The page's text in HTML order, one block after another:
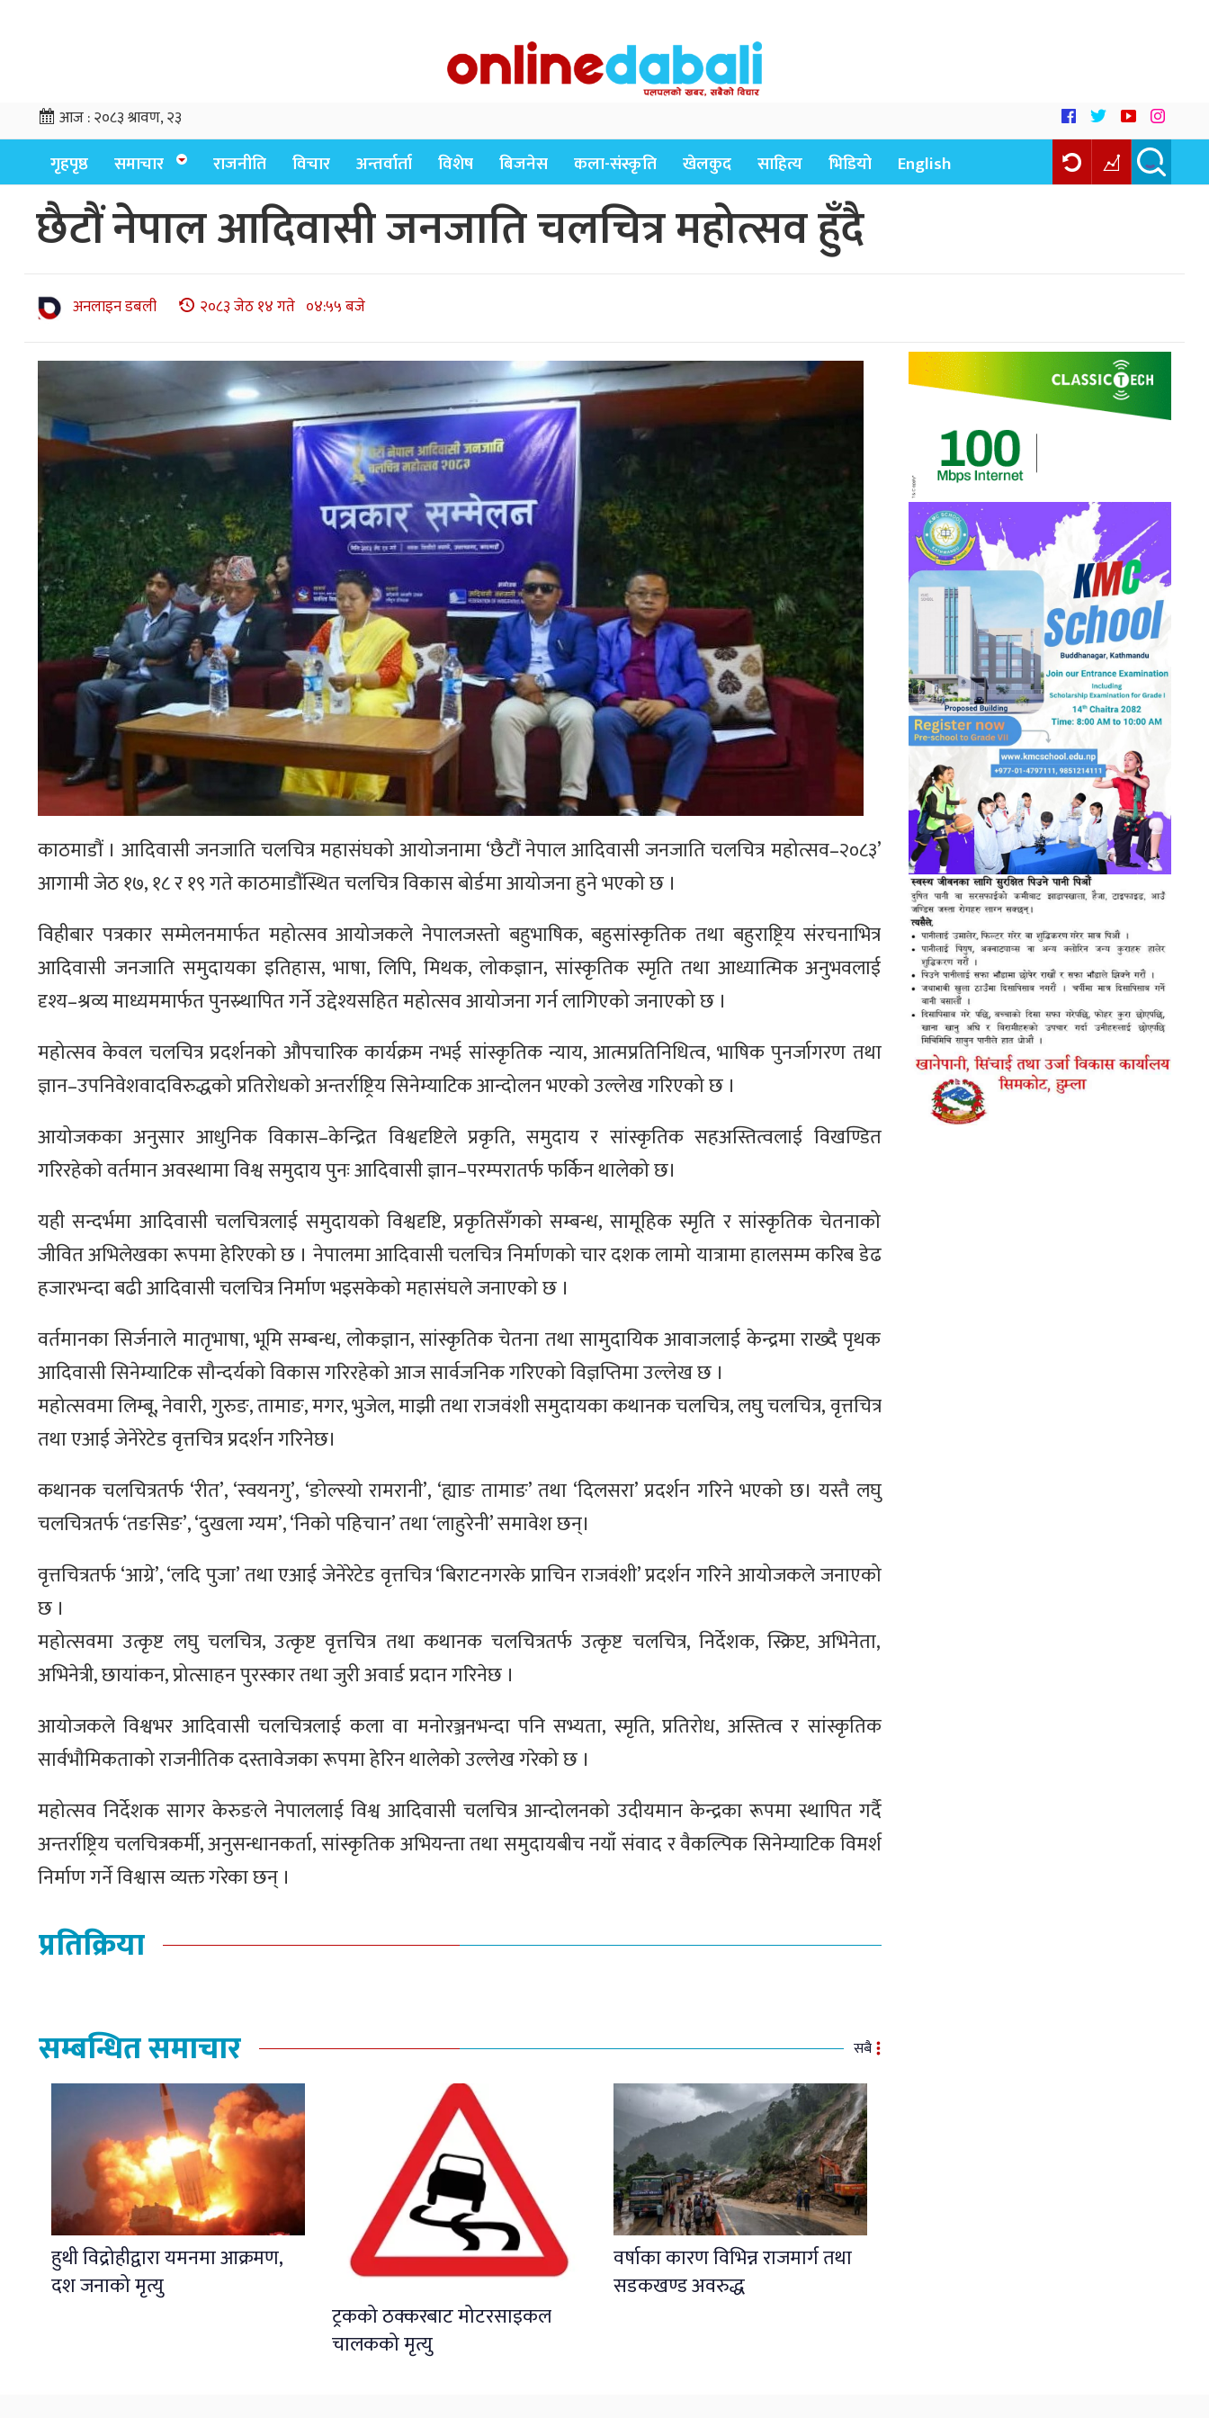
आज :२०८३ श्रावण, २३
गृहपृष्ठ समाचार राजनीति विचार अन्तर्वार्ता विशेष बिजनेस कला-संस्कृति खेलकुद साहित्य भिडियो English
छैटौं नेपाल आदिवासी जनजाति चलचित्र महोत्सव हुँदै
अनलाइन डबली २०८३ जेठ १४ गते ०४:५५ बजे
काठमाडौं । आदिवासी जनजाति चलचित्र महासंघको आयोजनामा ‘छैटौं नेपाल आदिवासी जनजाति चलचित्र महोत्सव–२०८३’
आगामी जेठ १७, १८ र १९ गते काठमाडौंस्थित चलचित्र विकास बोर्डमा आयोजना हुने भएको छ ।
विहीबार पत्रकार सम्मेलनमार्फत महोत्सव आयोजकले नेपालजस्तो बहुभाषिक, बहुसांस्कृतिक तथा बहुराष्ट्रिय संरचनाभित्र
आदिवासी जनजाति समुदायका इतिहास, भाषा, लिपि, मिथक, लोकज्ञान, सांस्कृतिक स्मृति तथा आध्यात्मिक अनुभवलाई
दृश्य–श्रव्य माध्यममार्फत पुनस्र्थापित गर्ने उद्देश्यसहित महोत्सव आयोजना गर्न लागिएको जनाएको छ ।
महोत्सव केवल चलचित्र प्रदर्शनको औपचारिक कार्यक्रम नभई सांस्कृतिक न्याय, आत्मप्रतिनिधित्व, भाषिक पुनर्जागरण तथा
ज्ञान–उपनिवेशवादविरुद्धको प्रतिरोधको अन्तर्राष्ट्रिय सिनेम्याटिक आन्दोलन भएको उल्लेख गरिएको छ ।
आयोजकका अनुसार आधुनिक विकास–केन्द्रित विश्वदृष्टिले प्रकृति, समुदाय र सांस्कृतिक सहअस्तित्वलाई विखण्डित
गरिरहेको वर्तमान अवस्थामा विश्व समुदाय पुनः आदिवासी ज्ञान–परम्परातर्फ फर्किन थालेको छ।
यही सन्दर्भमा आदिवासी चलचित्रलाई समुदायको विश्वदृष्टि, प्रकृतिसँगको सम्बन्ध, सामूहिक स्मृति र सांस्कृतिक चेतनाको
जीवित अभिलेखका रूपमा हेरिएको छ । नेपालमा आदिवासी चलचित्र निर्माणको चार दशक लामो यात्रामा हालसम्म करिब डेढ
हजारभन्दा बढी आदिवासी चलचित्र निर्माण भइसकेको महासंघले जनाएको छ ।
वर्तमानका सिर्जनाले मातृभाषा, भूमि सम्बन्ध, लोकज्ञान, सांस्कृतिक चेतना तथा सामुदायिक आवाजलाई केन्द्रमा राख्दै पृथक
आदिवासी सिनेम्याटिक सौन्दर्यको विकास गरिरहेको आज सार्वजनिक गरिएको विज्ञप्तिमा उल्लेख छ ।
महोत्सवमा लिम्बू, नेवारी, गुरुङ, तामाङ, मगर, भुजेल, माझी तथा राजवंशी समुदायका कथानक चलचित्र, लघु चलचित्र, वृत्तचित्र
तथा एआई जेनेरेटेड वृत्तचित्र प्रदर्शन गरिनेछ।
कथानक चलचित्रतर्फ ‘रीत’, ‘स्वयनगु’, ‘ङोल्स्यो रामरानी’, ‘ह्याङ तामाङ’ तथा ‘दिलसरा’ प्रदर्शन गरिने भएको छ। यस्तै लघु
चलचित्रतर्फ ‘तङसिङ’, ‘दुखला ग्यम’, ‘निको पहिचान’ तथा ‘लाहुरेनी’ समावेश छन्।
वृत्तचित्रतर्फ ‘आग्रे’, ‘लदि पुजा’ तथा एआई जेनेरेटेड वृत्तचित्र ‘बिराटनगरके प्राचिन राजवंशी’ प्रदर्शन गरिने आयोजकले जनाएको
छ ।
महोत्सवमा उत्कृष्ट लघु चलचित्र, उत्कृष्ट वृत्तचित्र तथा कथानक चलचित्रतर्फ उत्कृष्ट चलचित्र, निर्देशक, स्क्रिप्ट, अभिनेता,
अभिनेत्री, छायांकन, प्रोत्साहन पुरस्कार तथा जुरी अवार्ड प्रदान गरिनेछ ।
आयोजकले विश्वभर आदिवासी चलचित्रलाई कला वा मनोरञ्जनभन्दा पनि सभ्यता, स्मृति, प्रतिरोध, अस्तित्व र सांस्कृतिक
सार्वभौमिकताको राजनीतिक दस्तावेजका रूपमा हेरिन थालेको उल्लेख गरेको छ ।
महोत्सव निर्देशक सागर केरुङले नेपाललाई विश्व आदिवासी चलचित्र आन्दोलनको उदीयमान केन्द्रका रूपमा स्थापित गर्दै
अन्तर्राष्ट्रिय चलचित्रकर्मी, अनुसन्धानकर्ता, सांस्कृतिक अभियन्ता तथा समुदायबीच नयाँ संवाद र वैकल्पिक सिनेम्याटिक विमर्श
निर्माण गर्ने विश्वास व्यक्त गरेका छन् ।
प्रतिक्रिया
सम्बन्धित समाचार सबै
हुथी विद्रोहीद्वारा यमनमा आक्रमण,
दश जनाको मृत्यु
ट्रकको ठक्करबाट मोटरसाइकल
चालकको मृत्यु
वर्षाका कारण विभिन्न राजमार्ग तथा
सडकखण्ड अवरुद्ध